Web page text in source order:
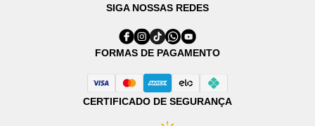
SIGA NOSSAS REDES
FORMAS DE PAGAMENTO
CERTIFICADO DE SEGURANÇA